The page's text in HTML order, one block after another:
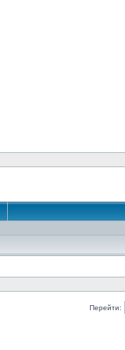
Перейти: